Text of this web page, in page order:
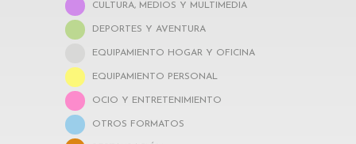
CULTURA, MEDIOS Y MULTIMEDIA
DEPORTES Y AVENTURA
EQUIPAMIENTO HOGAR Y OFICINA
EQUIPAMIENTO PERSONAL
OCIO Y ENTRETENIMIENTO
OTROS FORMATOS